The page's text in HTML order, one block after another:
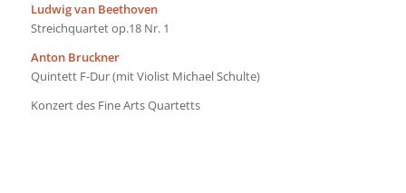
Ludwig van Beethoven
Streichquartet op.18 Nr. 1
Anton Bruckner
Quintett F-Dur (mit Violist Michael Schulte)
Konzert des Fine Arts Quartetts